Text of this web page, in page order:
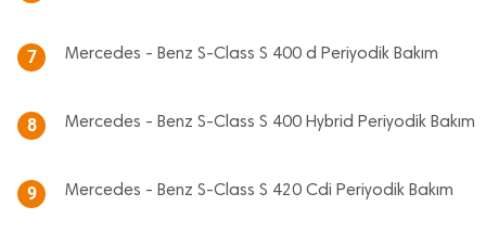
7 Mercedes - Benz S-Class S 400 d Periyodik Bakım
8 Mercedes - Benz S-Class S 400 Hybrid Periyodik Bakım
9 Mercedes - Benz S-Class S 420 Cdi Periyodik Bakım